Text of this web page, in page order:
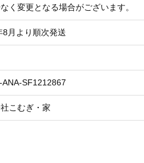
く変更となる場合がございます。
8月より順次発送
ANA-SF1212867
こむぎ・家